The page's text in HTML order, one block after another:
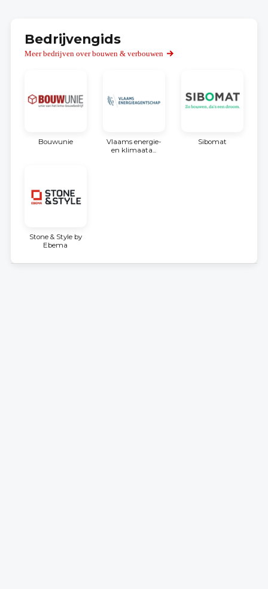
Bedrijvengids
Meer bedrijven over bouwen & verbouwen
Bouwunie
Vlaams energie-
en klimaata...
Sibomat
Stone & Style by
Ebema